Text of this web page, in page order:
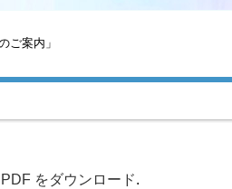
ご案内 」
PDF をダウンロード.